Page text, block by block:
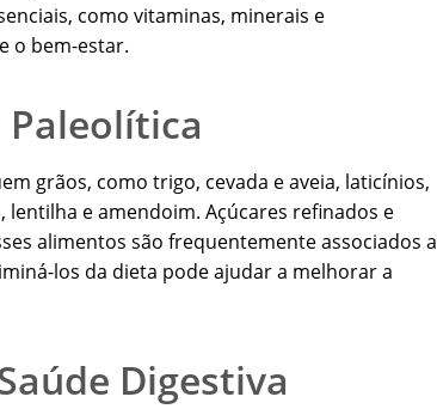
como vitaminas, minerais e
o bem-estar.
grãos, como trigo, cevada e aveia, laticínios,
e amendoim. Açúcares refinados e
alimentos são frequentemente associados a
los da dieta pode ajudar a melhorar a
Digestiva